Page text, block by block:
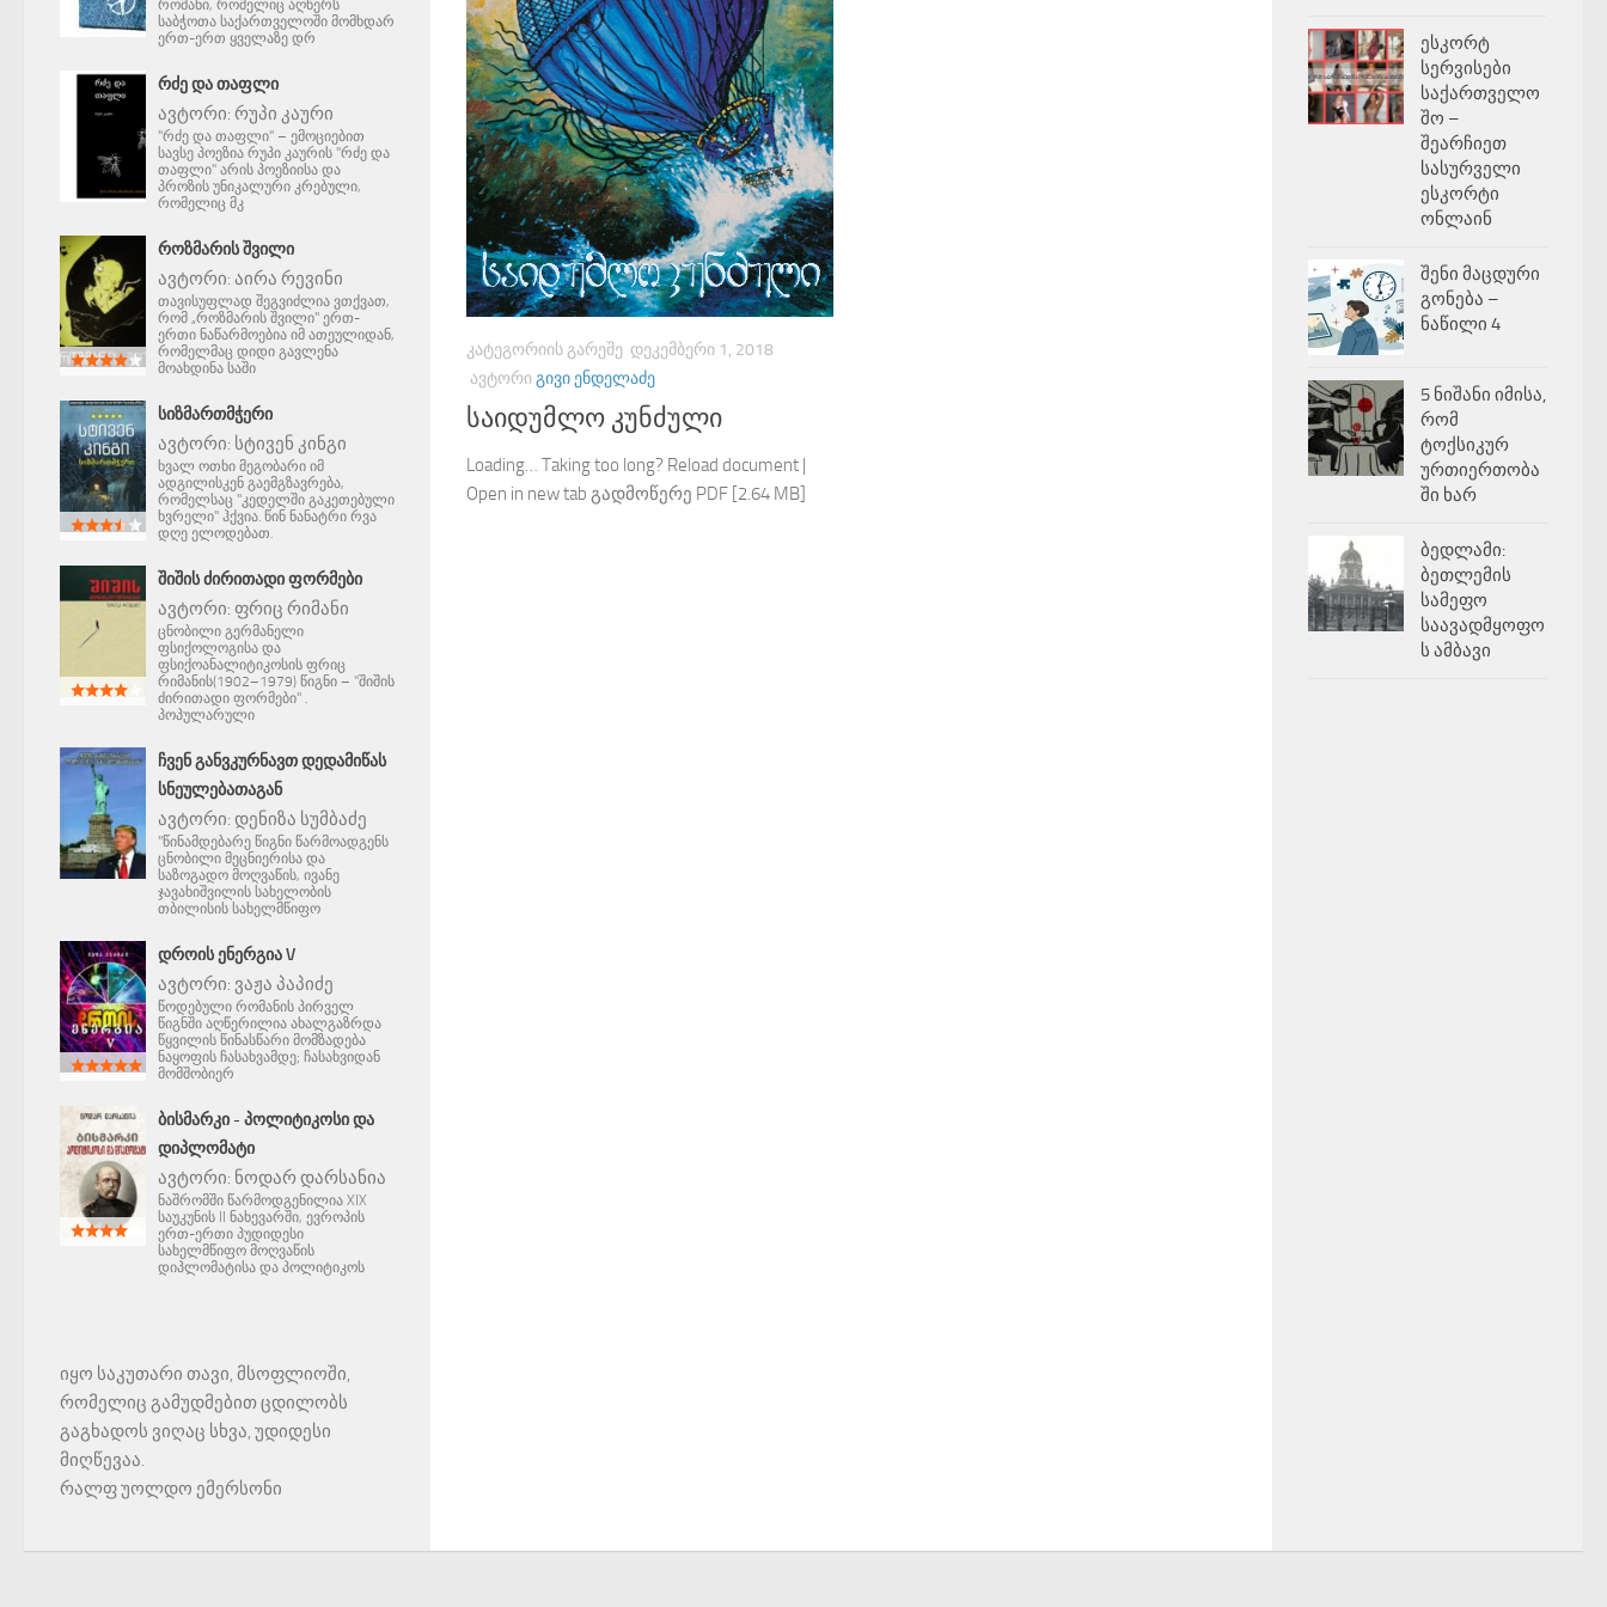
ᲙᲐᲢᲔᲒᲝᲠᲘᲘᲡ ᲒᲐᲠᲔᲨᲔ ᲓᲔᲙᲔᲛᲑᲔᲠᲘ 1, 2018
ᲐᲕᲢᲝᲠᲘᲒᲘᲕᲘ ᲔᲜᲓᲔᲚᲐᲫᲔ
საიდუმლო კუნძული
Loading… Taking too long? Reload document |
Open in new tab გადმოწერე PDF [2.64 MB]
რომანი, რომელიც აღწერს
საბჭოთა საქართველოში მომხდარ
ერთ-ერთ ყველაზე დრ
ᲠᲫᲔ ᲓᲐ ᲗᲐᲤᲚᲘ
ავტორი: რუპი კაური
"რძე და თაფლი" – ემოციებით
სავსე პოეზია რუპი კაურის "რძე და
თაფლი" არის პოეზიისა და
პროზის უნიკალური კრებული,
რომელიც მკ
ᲠᲝᲖᲛᲐᲠᲘᲡ ᲨᲕᲘᲚᲘ
ავტორი: აირა რევინი
თავისუფლად შეგვიძლია ვთქვათ,
რომ „როზმარის შვილი" ერთ-
ერთი ნაწარმოებია იმ ათეულიდან,
რომელმაც დიდი გავლენა
მოახდინა საში
ᲡᲘᲖᲛᲐᲠᲗᲛᲭᲔᲠᲘ
ავტორი: სტივენ კინგი
ხვალ ოთხი მეგობარი იმ
ადგილისკენ გაემგზავრება,
რომელსაც "კედელში გაკეთებული
ხვრელი" ჰქვია. წინ ნანატრი რვა
დღე ელოდებათ.
ᲨᲘᲨᲘᲡ ᲫᲘᲠᲘᲗᲐᲓᲘ ᲤᲝᲠᲛᲔᲑᲘ
ავტორი: ფრიც რიმანი
ცნობილი გერმანელი
ფსიქოლოგისა და
ფსიქოანალიტიკოსის ფრიც
რიმანის(1902–1979) წიგნი – "შიშის
ძირითადი ფორმები" .
პოპულარული
ᲩᲕᲔᲜ ᲒᲐᲜᲕᲙᲣᲠᲜᲐᲕᲗ ᲓᲔᲓᲐᲛᲘᲬᲐᲡ
ᲡᲜᲔᲣᲚᲔᲑᲐᲗᲐᲒᲐᲜ
ავტორი: დენიზა სუმბაძე
"წინამდებარე წიგნი წარმოადგენს
ცნობილი მეცნიერისა და
საზოგადო მოღვაწის, ივანე
ჯავახიშვილის სახელობის
თბილისის სახელმწიფო
ᲓᲠᲝᲘᲡ ᲔᲜᲔᲠᲒᲘᲐ V
ავტორი: ვაჟა პაპიძე
წოდებული რომანის პირველ
წიგნში აღწერილია ახალგაზრდა
წყვილის წინასწარი მომზადება
ნაყოფის ჩასახვამდე; ჩასახვიდან
მომშობიერ
ᲑᲘᲡᲛᲐᲠᲙᲘ - ᲞᲝᲚᲘᲢᲘᲙᲝᲡᲘ ᲓᲐ
ᲓᲘᲞᲚᲝᲛᲐᲢᲘ
ავტორი: ნოდარ დარსანია
ნაშრომში წარმოდგენილია XIX
საუკუნის II ნახევარში, ევროპის
ერთ-ერთი პუდიდესი
სახელმწიფო მოღვაწის
დიპლომატისა და პოლიტიკოს
იყო საკუთარი თავი, მსოფლიოში,
რომელიც გამუდმებით ცდილობს
გაგხადოს ვიღაც სხვა, უდიდესი
მიღწევაა.
რალფ უოლდო ემერსონი
ესკორტ
სერვისები
საქართველო
შო –
შეარჩიეთ
სასურველი
ესკორტი
ონლაინ
შენი მაცდური
გონება –
ნაწილი 4
5 ნიშანი იმისა,
რომ
ტოქსიკურ
ურთიერთობა
ში ხარ
ბედლამი:
ბეთლემის
სამეფო
საავადმყოფო
ს ამბავი